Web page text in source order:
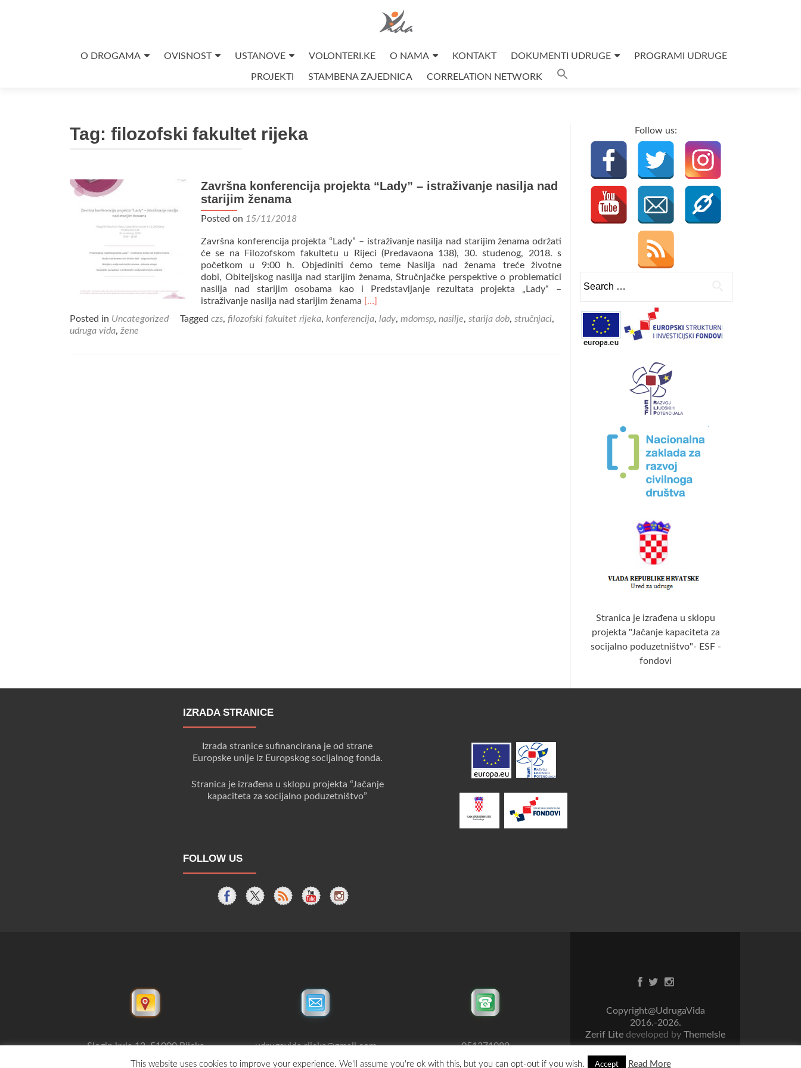
SkipO DROGAMA OVISNOST USTANOVE VOLONTERI.KE O NAMA KONTAKT DOKUMENTI UDRUGE PROGRAMI UDRUGE
PROJEKTI STAMBENA ZAJEDNICA CORRELATION NETWORK
Tag: filozofski fakultet rijeka
Završna konferencija projekta “Lady” – istraživanje nasilja nad
starijim ženama
Posted on 15/11/2018
Završna konferencija projekta “Lady” – istraživanje nasilja nad starijim ženama održati
će se na Filozofskom fakultetu u Rijeci (Predavaona 138), 30. studenog, 2018. s
početkom u 9:00 h. Objediniti ćemo teme Nasilja nad ženama treće životne
dobi, Obiteljskog nasilja nad starijim ženama, Stručnjačke perspektive o problematici
nasilja nad starijim osobama kao i Predstavljanje rezultata projekta „Lady“ –
istraživanje nasilja nad starijim ženama Read
about
[…]
Posted in Uncategorized Tagged czs, filozofski fakultet rijeka, konferencija, lady, mdomsp, nasilje, starija dob, stručnjaci,
udruga vida, žene
Follow us:
for:
Stranica je izrađena u sklopu
projekta "Jačanje kapaciteta za
socijalno poduzetništvo"- ESF -
fondovi
IZRADA STRANICE
Izrada stranice sufinancirana je od strane
Europske unije iz Europskog socijalnog fonda.
Stranica je izrađena u sklopu projekta “Jačanje
kapaciteta za socijalno poduzetništvo”
FOLLOW US
Slogin kula 12, 51000 Rijeka udrugavida.rijeka@gmail.com 051371089
Facebook
TwitterInstagram
Copyright@UdrugaVida
2016.-2026.
Zerif Lite developed by ThemeIsle
This website uses cookies to improve your experience. We'll assume you're ok with this, but you can opt-out if you wish. Accept Read More